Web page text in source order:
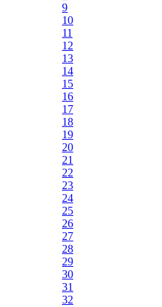
9
10
11
12
13
14
15
16
17
18
19
20
21
22
23
24
25
26
27
28
29
30
31
32